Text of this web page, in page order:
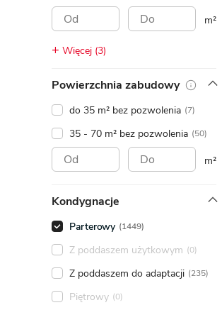
DODATKOWE ELEMENTY
AKADEMIA EXTRADOM.PL
BAZA WIEDZY
Zobacz wszystkie porady
m²
Więcej (3)
Powierzchnia zabudowy
do 35 m² bez pozwolenia (7)
35 - 70 m² bez pozwolenia (50)
m²
Kondygnacje
Parterowy (1449)
Z poddaszem użytkowym (0)
Z poddaszem do adaptacji (235)
Piętrowy (0)